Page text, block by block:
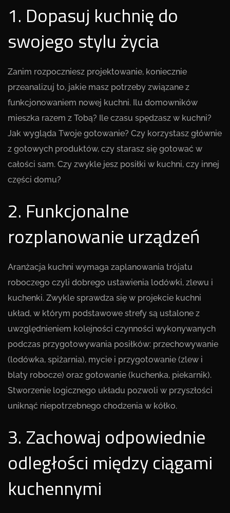
1. Dopasuj kuchnię do
swojego stylu życia
Zanim rozpoczniesz projektowanie, koniecznie
przeanalizuj to, jakie masz potrzeby związane z
funkcjonowaniem nowej kuchni. Ilu domowników
mieszka razem z Tobą? Ile czasu spędzasz w kuchni?
Jak wygląda Twoje gotowanie? Czy korzystasz głównie
z gotowych produktów, czy starasz się gotować w
całości sam. Czy zwykle jesz posiłki w kuchni, czy innej
części domu?
2. Funkcjonalne
rozplanowanie urządzeń
Aranżacja kuchni wymaga zaplanowania trójatu
roboczego czyli dobrego ustawienia lodówki, zlewu i
kuchenki. Zwykle sprawdza się w projekcie kuchni
układ, w którym podstawowe strefy są ustalone z
uwzględnieniem kolejności czynności wykonywanych
podczas przygotowywania posiłków: przechowywanie
(lodówka, spiżarnia), mycie i przygotowanie (zlew i
blaty robocze) oraz gotowanie (kuchenka, piekarnik).
Stworzenie logicznego układu pozwoli w przyszłości
uniknąć niepotrzebnego chodzenia w kółko.
3. Zachowaj odpowiednie
odległości między ciągami
kuchennymi